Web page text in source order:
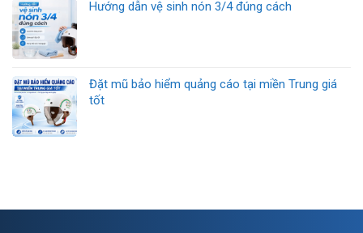
Hướng dẫn vệ sinh nón 3/4 đúng cách
Đặt mũ bảo hiểm quảng cáo tại miền Trung giá
tốt